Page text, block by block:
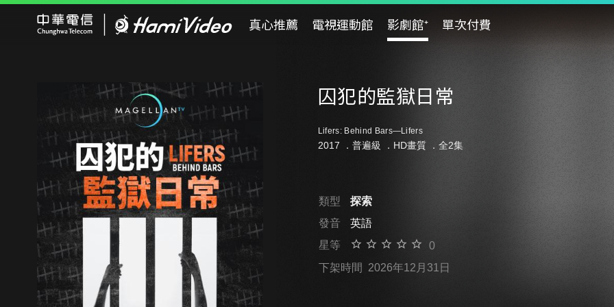
真心推薦 電視運動館 影劇館⁺ 單次付費
囚犯的監獄日常
Lifers: Behind Bars—Lifers
2017 ． 普遍級 ．HD畫質 ．全2集
類型
探索
發音
英語
星等
0
下架時間 2026年12月31日